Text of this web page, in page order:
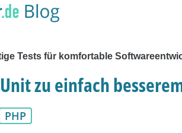
Tests für komfortable
zu einfach
PHP